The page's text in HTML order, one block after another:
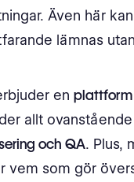
Även här
lämnas
enplattform
allt
och QA. Plus,
vem som gör